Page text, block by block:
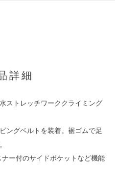
詳細
ストレッチワーククライミング
ングベルトを装着。裾ゴムで足
ー付のサイドポケットなど機能